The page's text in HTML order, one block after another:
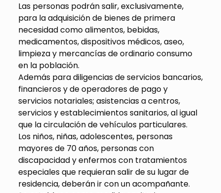
Las personas podrán salir, exclusivamente,
para la adquisición de bienes de primera
necesidad como alimentos, bebidas,
medicamentos, dispositivos médicos, aseo,
limpieza y mercancías de ordinario consumo
en la población.
Además para diligencias de servicios bancarios,
financieros y de operadores de pago y
servicios notariales; asistencias a centros,
servicios y establecimientos sanitarios, al igual
que la circulación de vehículos particulares.
Los niños, niñas, adolescentes, personas
mayores de 70 años, personas con
discapacidad y enfermos con tratamientos
especiales que requieran salir de su lugar de
residencia, deberán ir con un acompañante.